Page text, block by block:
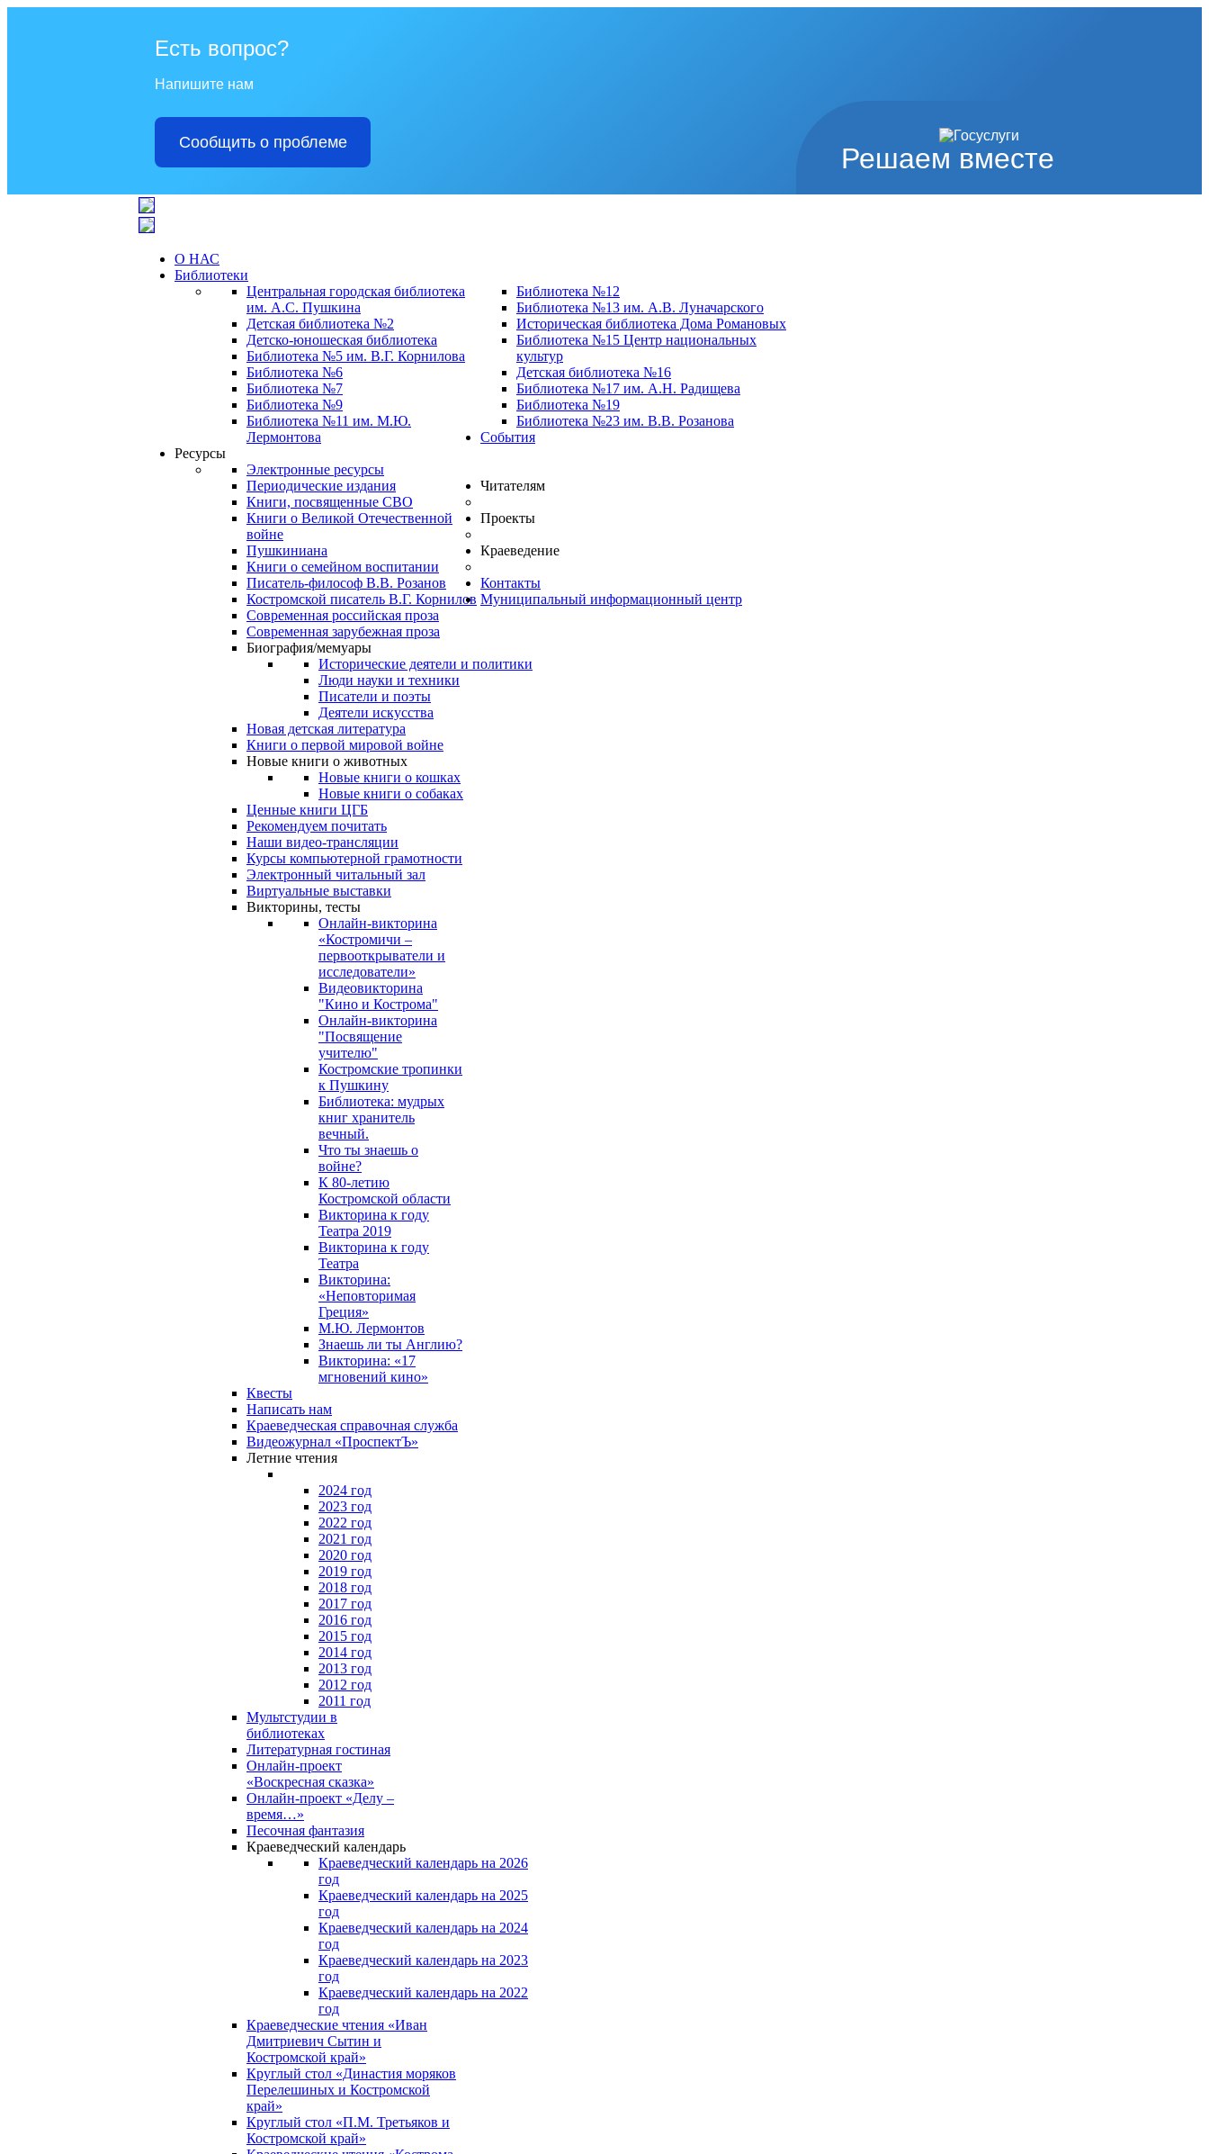
Решаем вместе
Есть вопрос?
Напишите нам
Сообщить о проблеме
О НАС
Библиотеки
Центральная городская библиотека
им. А.С. Пушкина
Детская библиотека №2
Детско-юношеская библиотека
Библиотека №5 им. В.Г. Корнилова
Библиотека №6
Библиотека №7
Библиотека №9
Библиотека №11 им. М.Ю.
Лермонтова
Библиотека №12
Библиотека №13 им. А.В. Луначарского
Историческая библиотека Дома Романовых
Библиотека №15 Центр национальных
культур
Детская библиотека №16
Библиотека №17 им. А.Н. Радищева
Библиотека №19
Библиотека №23 им. В.В. Розанова
События
Ресурсы
Электронные ресурсы
Периодические издания
Книги, посвященные СВО
Книги о Великой Отечественной
войне
Пушкиниана
Книги о семейном воспитании
Писатель-философ В.В. Розанов
Костромской писатель В.Г. Корнилов
Современная российская проза
Современная зарубежная проза
Биография/мемуары
Исторические деятели и политики
Люди науки и техники
Писатели и поэты
Деятели искусства
Новая детская литература
Книги о первой мировой войне
Новые книги о животных
Новые книги о кошках
Новые книги о собаках
Ценные книги ЦГБ
Читателям
Рекомендуем почитать
Наши видео-трансляции
Курсы компьютерной грамотности
Электронный читальный зал
Виртуальные выставки
Викторины, тесты
Онлайн-викторина
«Костромичи –
первооткрыватели и
исследователи»
Видеовикторина
"Кино и Кострома"
Онлайн-викторина
"Посвящение
учителю"
Костромские тропинки
к Пушкину
Библиотека: мудрых
книг хранитель
вечный.
Что ты знаешь о
войне?
К 80-летию
Костромской области
Викторина к году
Театра 2019
Викторина к году
Театра
Викторина:
«Неповторимая
Греция»
М.Ю. Лермонтов
Знаешь ли ты Англию?
Викторина: «17
мгновений кино»
Квесты
Написать нам
Краеведческая справочная служба
Видеожурнал «ПроспектЪ»
Проекты
Летние чтения
2024 год
2023 год
2022 год
2021 год
2020 год
2019 год
2018 год
2017 год
2016 год
2015 год
2014 год
2013 год
2012 год
2011 год
Мультстудии в
библиотеках
Литературная гостиная
Онлайн-проект
«Воскресная сказка»
Онлайн-проект «Делу –
время…»
Песочная фантазия
Краеведение
Краеведческий календарь
Краеведческий календарь на 2026
год
Краеведческий календарь на 2025
год
Краеведческий календарь на 2024
год
Краеведческий календарь на 2023
год
Краеведческий календарь на 2022
год
Краеведческие чтения «Иван
Дмитриевич Сытин и
Костромской край»
Круглый стол «Династия моряков
Перелешиных и Костромской
край»
Круглый стол «П.М. Третьяков и
Костромской край»
Контакты
Муниципальный информационный центр